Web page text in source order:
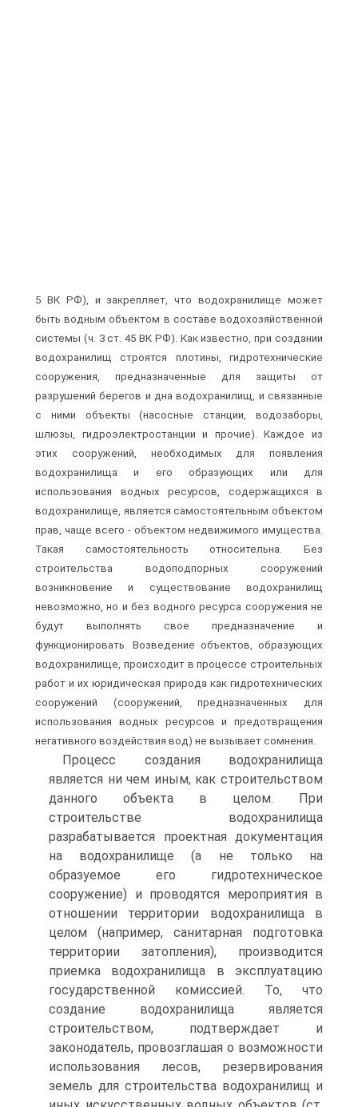
5 ВК РФ), и закрепляет, что водохранилище может
быть водным объектом в составе водохозяйственной
системы (ч. 3 ст. 45 ВК РФ). Как известно, при создании
водохранилищ строятся плотины, гидротехнические
сооружения, предназначенные для защиты от
разрушений берегов и дна водохранилищ, и связанные
с ними объекты (насосные станции, водозаборы,
шлюзы, гидроэлектростанции и прочие). Каждое из
этих сооружений, необходимых для появления
водохранилища и его образующих или для
использования водных ресурсов, содержащихся в
водохранилище, является самостоятельным объектом
прав, чаще всего - объектом недвижимого имущества.
Такая самостоятельность относительна. Без
строительства водоподпорных сооружений
возникновение и существование водохранилищ
невозможно, но и без водного ресурса сооружения не
будут выполнять свое предназначение и
функционировать. Возведение объектов, образующих
водохранилище, происходит в процессе строительных
работ и их юридическая природа как гидротехнических
сооружений (сооружений, предназначенных для
использования водных ресурсов и предотвращения
негативного воздействия вод) не вызывает сомнения.
Процесс создания водохранилища
является ни чем иным, как строительством
данного объекта в целом. При
строительстве водохранилища
разрабатывается проектная документация
на водохранилище (а не только на
образуемое его гидротехническое
сооружение) и проводятся мероприятия в
отношении территории водохранилища в
целом (например, санитарная подготовка
территории затопления), производится
приемка водохранилища в эксплуатацию
государственной комиссией. То, что
создание водохранилища является
строительством, подтверждает и
законодатель, провозглашая о возможности
использования лесов, резервирования
земель для строительства водохранилищ и